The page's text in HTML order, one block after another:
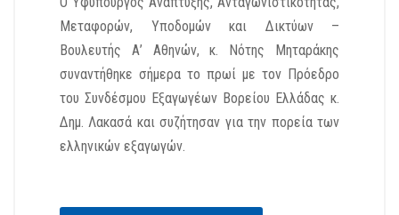
Μεταφορών, Υποδομών και Δικτύων –
Βουλευτής Α’ Αθηνών, κ. Νότης Μηταράκης
συναντήθηκε σήμερα το πρωί με τον Πρόεδρο
του Συνδέσμου Εξαγωγέων Βορείου Ελλάδας κ.
Δημ. Λακασά και συζήτησαν για την πορεία των
ελληνικών εξαγωγών.